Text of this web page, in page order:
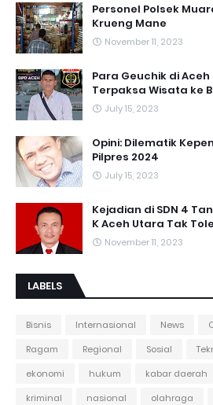
Personel Polsek
Krueng Mane
November 11, 2023
Para Geuchik di
Terpaksa Wisata ke
July 15, 2023
Opini: Dilematik
Pilpres 2024
July 15, 2023
Kejadian di SDN 4
K Aceh Utara Tak
November 11, 2023
LABELS
Bisnis Internasional News
Ragam
Regional Sosial
ekonomi
hukum kabar daerah
kriminal
nasional olahraga